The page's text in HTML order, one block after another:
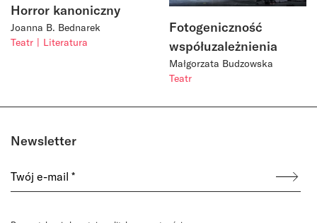
Horror kanoniczny
Joanna B. Bednarek
Teatr
Literatura
Fotogeniczność
współuzależnienia
Małgorzata Budzowska
Teatr
Newsletter